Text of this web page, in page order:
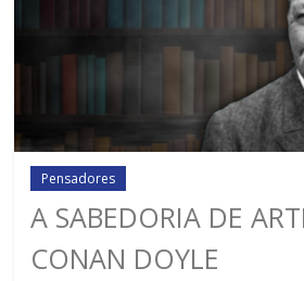
Pensadores
A SABEDORIA DE
CONAN DOYLE